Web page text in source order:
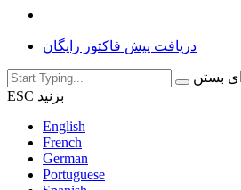
دریافت پیش فاکتور رایگان
بستن
ESC بزنید
English
French
German
Portuguese